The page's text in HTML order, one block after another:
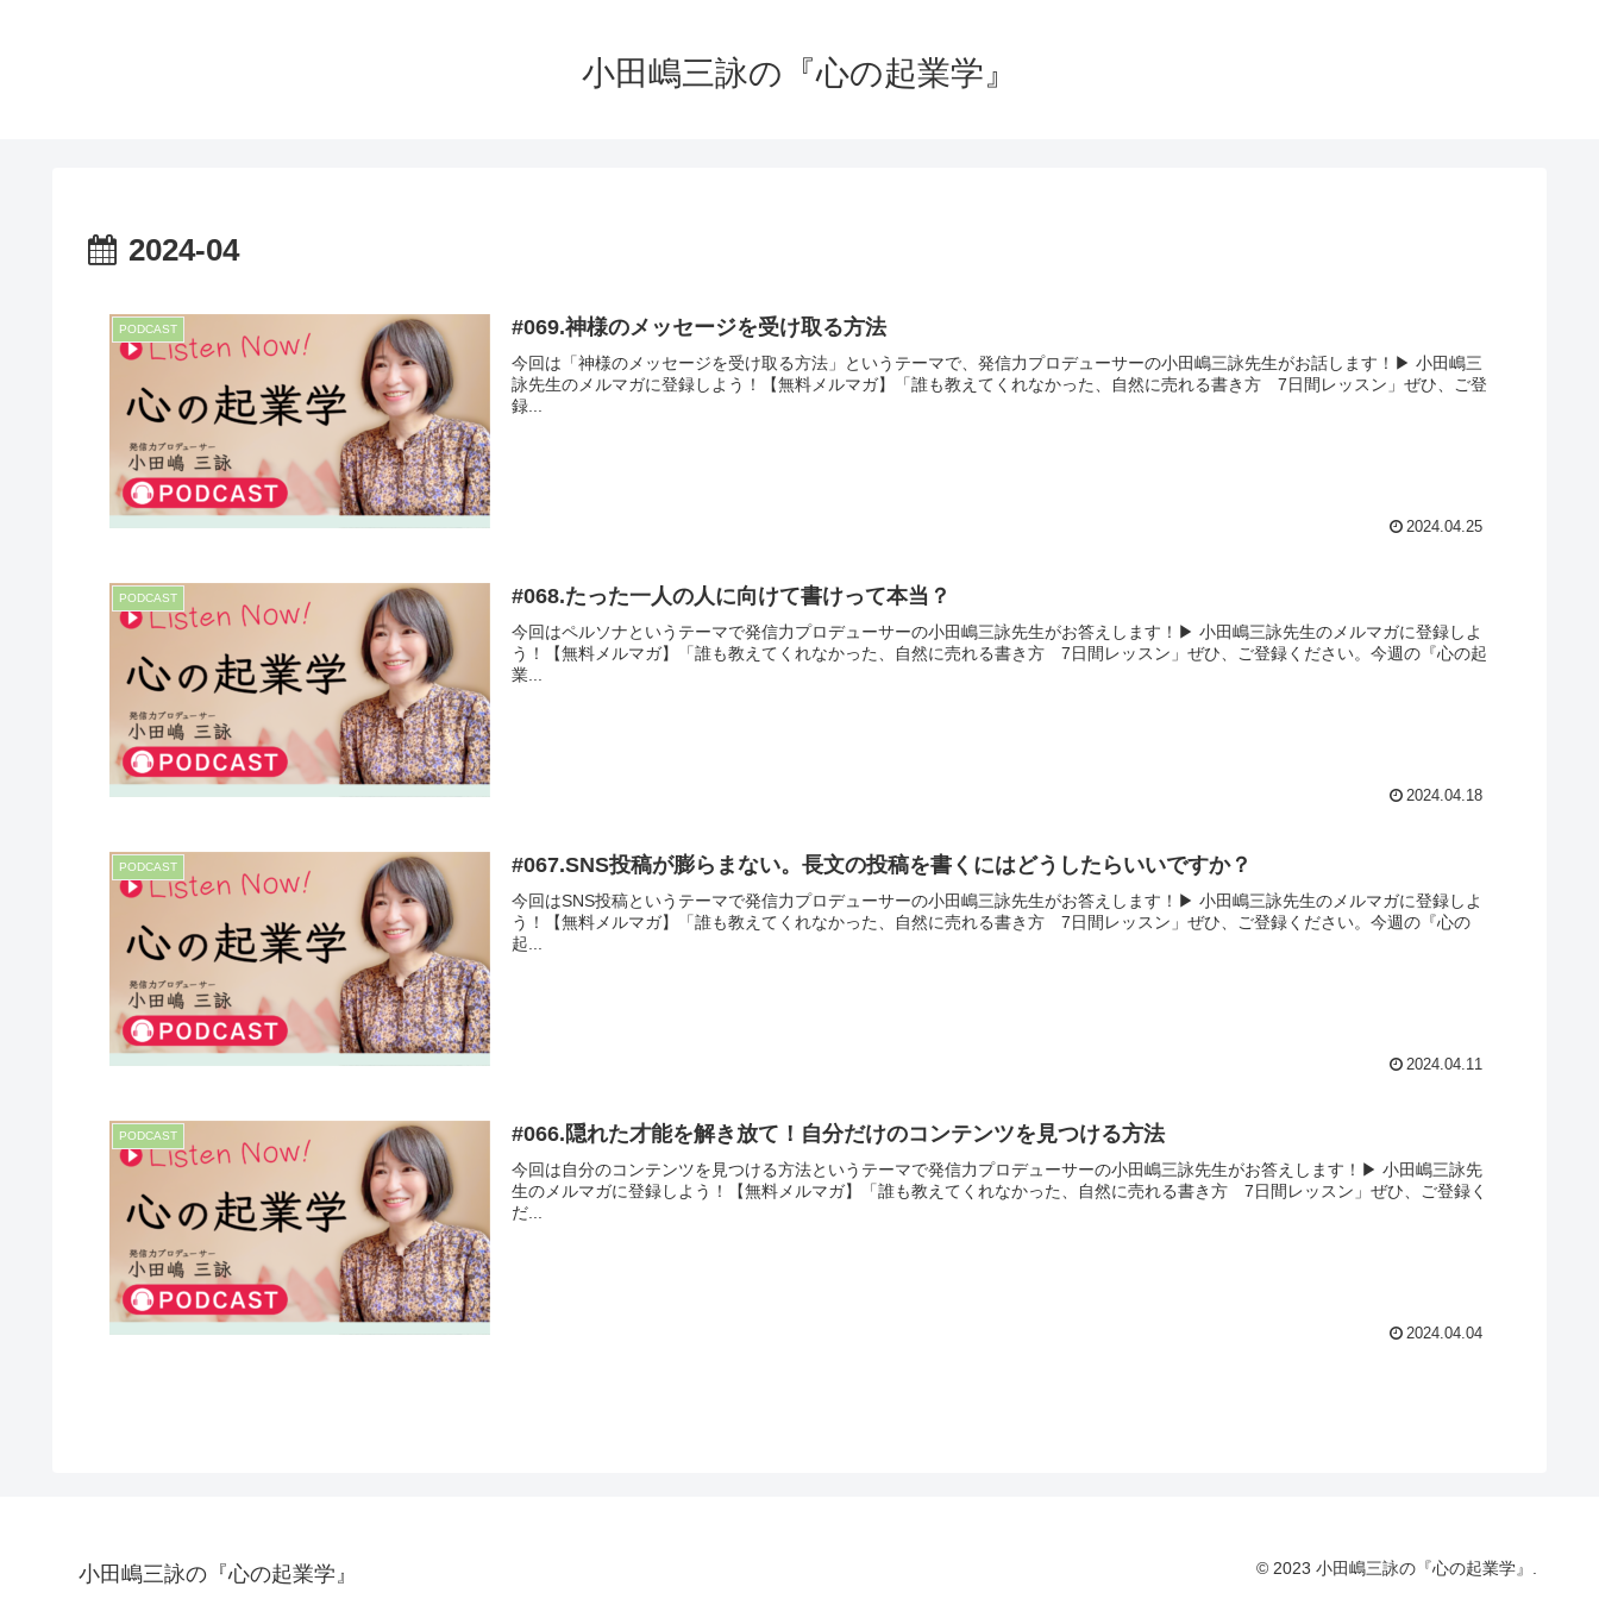
小田嶋三詠の『心の起業学』
2024-04
PODCAST #069.神様のメッセージを受け取る方法
今回は「神様のメッセージを受け取る方法」というテーマで、発信力プロデューサーの小田嶋三詠先生がお話します！▶︎ 小田嶋三
詠先生のメルマガに登録しよう！【無料メルマガ】「誰も教えてくれなかった、自然に売れる書き方 7日間レッスン」ぜひ、ご登
録...
2024.04.25
PODCAST #068.たった一人の人に向けて書けって本当？
今回はペルソナというテーマで発信力プロデューサーの小田嶋三詠先生がお答えします！▶︎ 小田嶋三詠先生のメルマガに登録しよ
う！【無料メルマガ】「誰も教えてくれなかった、自然に売れる書き方 7日間レッスン」ぜひ、ご登録ください。今週の『心の起
業...
2024.04.18
PODCAST #067.SNS投稿が膨らまない。長文の投稿を書くにはどうしたらいいですか？
今回はSNS投稿というテーマで発信力プロデューサーの小田嶋三詠先生がお答えします！▶︎ 小田嶋三詠先生のメルマガに登録しよ
う！【無料メルマガ】「誰も教えてくれなかった、自然に売れる書き方 7日間レッスン」ぜひ、ご登録ください。今週の『心の
起...
2024.04.11
PODCAST #066.隠れた才能を解き放て！自分だけのコンテンツを見つける方法
今回は自分のコンテンツを見つける方法というテーマで発信力プロデューサーの小田嶋三詠先生がお答えします！▶︎ 小田嶋三詠先
生のメルマガに登録しよう！【無料メルマガ】「誰も教えてくれなかった、自然に売れる書き方 7日間レッスン」ぜひ、ご登録く
だ...
2024.04.04
小田嶋三詠の『心の起業学』 © 2023 小田嶋三詠の『心の起業学』.